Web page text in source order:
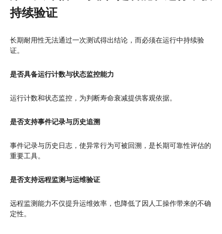
持续验证
长期耐用性无法通过一次测试得出结论，而必须在运行中持续验
证。
是否具备运行计数与状态监控能力
运行计数和状态监控，为判断寿命衰减提供客观依据。
是否支持事件记录与历史追溯
事件记录与历史日志，使异常行为可被回溯，是长期可靠性评估的
重要工具。
是否支持远程监测与运维验证
远程监测能力不仅提升运维效率，也降低了因人工操作带来的不确
定性。